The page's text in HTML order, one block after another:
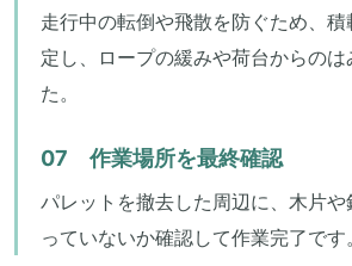
走行中の転倒や飛散を防ぐため、
定し、ロープの緩みや荷台からの
た。
07 作業場所を最終確認
パレットを撤去した周辺に、木片
っていないか確認して作業完了です。